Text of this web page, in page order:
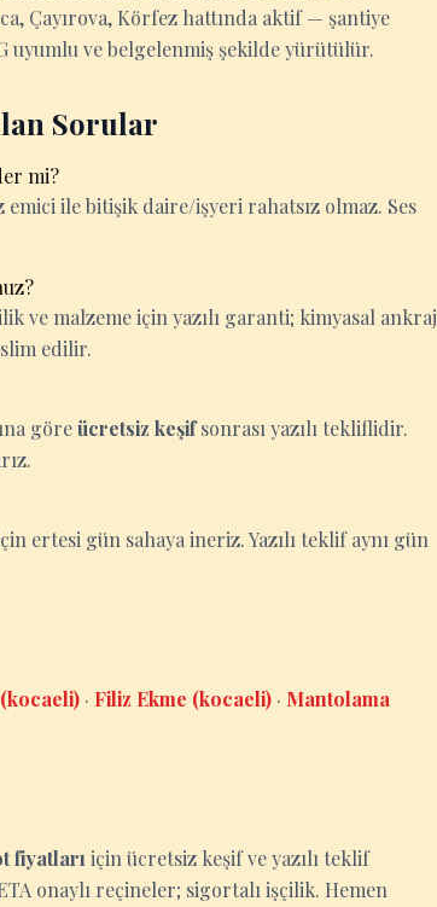
Çayırova, Körfez hattında aktif — şantiye
uyumlu ve belgelenmiş şekilde yürütülür.
Sorular
mi?
ile bitişik daire/işyeri rahatsız olmaz. Ses
ve malzeme için yazılı garanti; kimyasal ankraj
edilir.
göreücretsiz keşifsonrası yazılı tekliflidir.
ertesi gün sahaya ineriz. Yazılı teklif aynı gün
· Filiz Ekme (kocaeli) · Mantolama
fiyatları için ücretsiz keşif ve yazılı teklif
onaylı reçineler; sigortalı işçilik. Hemen